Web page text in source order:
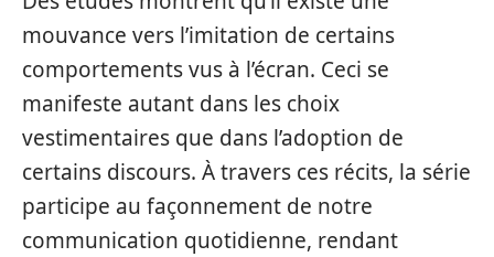
mouvance vers l’imitation de certains
comportements vus à l’écran. Ceci se
manifeste autant dans les choix
vestimentaires que dans l’adoption de
certains discours. À travers ces récits, la série
participe au façonnement de notre
communication quotidienne, rendant